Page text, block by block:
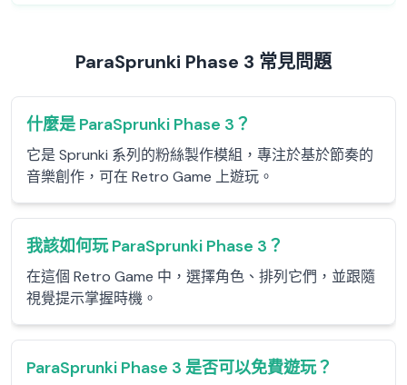
ParaSprunki Phase 3 常見問題
什麼是 ParaSprunki Phase 3？
它是 Sprunki 系列的粉絲製作模組，專注於基於節奏的
音樂創作，可在 Retro Game 上遊玩。
我該如何玩 ParaSprunki Phase 3？
在這個 Retro Game 中，選擇角色、排列它們，並跟隨
視覺提示掌握時機。
ParaSprunki Phase 3 是否可以免費遊玩？